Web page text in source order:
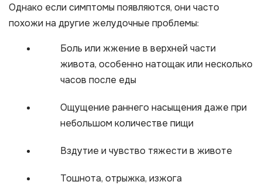
Однако если симптомы появляются, они часто
похожи на другие желудочные проблемы:
Боль или жжение в верхней части
живота, особенно натощак или несколько
часов после еды
Ощущение раннего насыщения даже при
небольшом количестве пищи
Вздутие и чувство тяжести в животе
Тошнота, отрыжка, изжога